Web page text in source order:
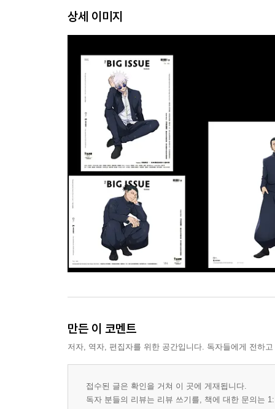
상세 이미지
만든 이 코멘트
저자, 역자, 편집자를 위한 공간입니다. 독자들에게 전하
접수된 글은 확인을 거쳐 이 곳에 게재됩니다.
독자 분들의 리뷰는 리뷰 쓰기를, 책에 대한 문의는